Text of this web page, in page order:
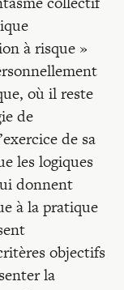
à risque »
où il reste
de
de sa
les logiques
donnent
à la pratique
objectifs
la